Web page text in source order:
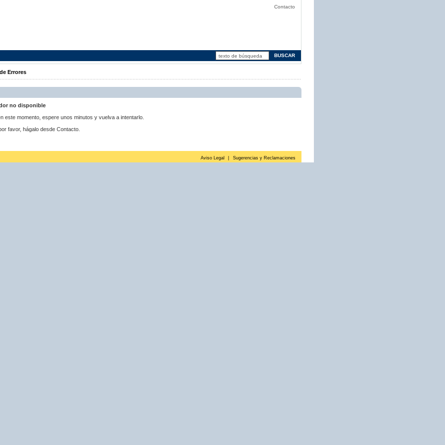
Contacto
Errores
no disponible
este momento, espere unos minutos y vuelva a intentarlo.
favor, hágalo desde Contacto.
Aviso Legal Sugerencias y Reclamaciones